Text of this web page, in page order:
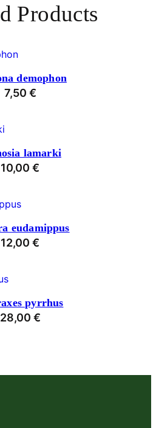
Products
demophon
7,50 €
lamarki
10,00 €
eudamippus
12,00 €
pyrrhus
28,00 €